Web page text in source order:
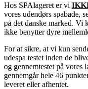
Hos SPAlageret er vi
vores udendørs spabade,
på det danske marked. Vi
ikke benytter dyre
For at sikre, at vi kun
udespa testet inden de
og gennemtestet på vores
gennemgår hele 46
leveret eller afhentet.